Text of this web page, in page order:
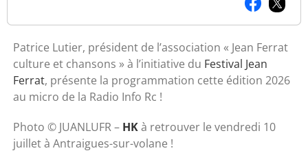
Patrice Lutier, président de l’association « Jean Ferrat
culture et chansons » à l’initiative du Festival Jean
Ferrat, présente la programmation cette édition 2026
au micro de la Radio Info Rc !
Photo © JUANLUFR – HKà retrouver le vendredi 10
juillet à Antraigues-sur-volane !